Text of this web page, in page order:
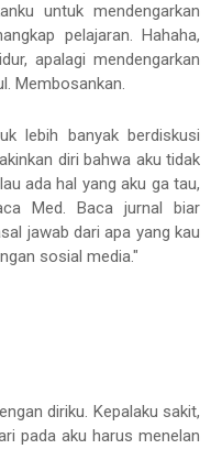
untuk mendengarkan
pelajaran. Hahaha,
apalagi mendengarkan
Membosankan.
lebih banyak berdiskusi
diri bahwa aku tidak
ada hal yang aku ga tau,
Med. Baca jurnal biar
jawab dari apa yang kau
sosial media."
diriku. Kepalaku sakit,
pada aku harus menelan